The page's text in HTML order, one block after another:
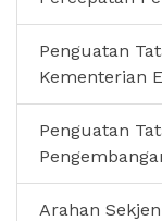
Penguatan
Kementerian
Penguatan
Arahan